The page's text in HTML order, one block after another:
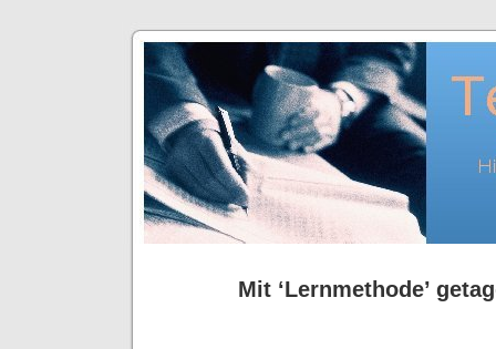
Mit ‘Lernmethode’